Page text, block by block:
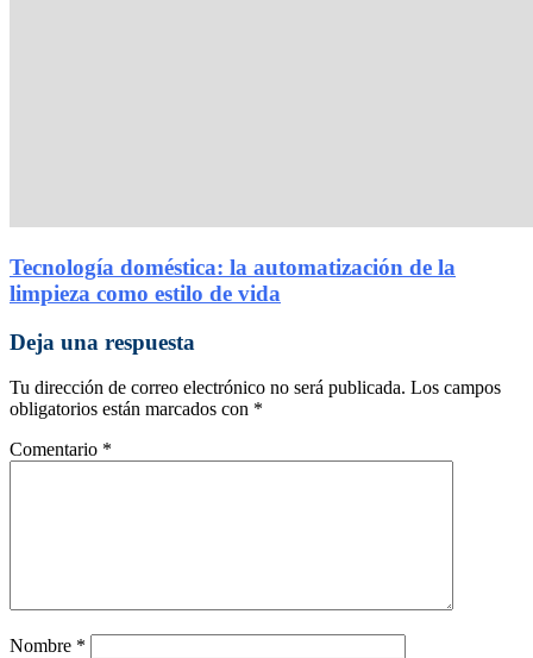
Tecnología doméstica: la automatización de la
limpieza como estilo de vida
Deja una respuesta
Tu dirección de correo electrónico no será publicada. Los campos
obligatorios están marcados con *
Comentario *
Nombre *